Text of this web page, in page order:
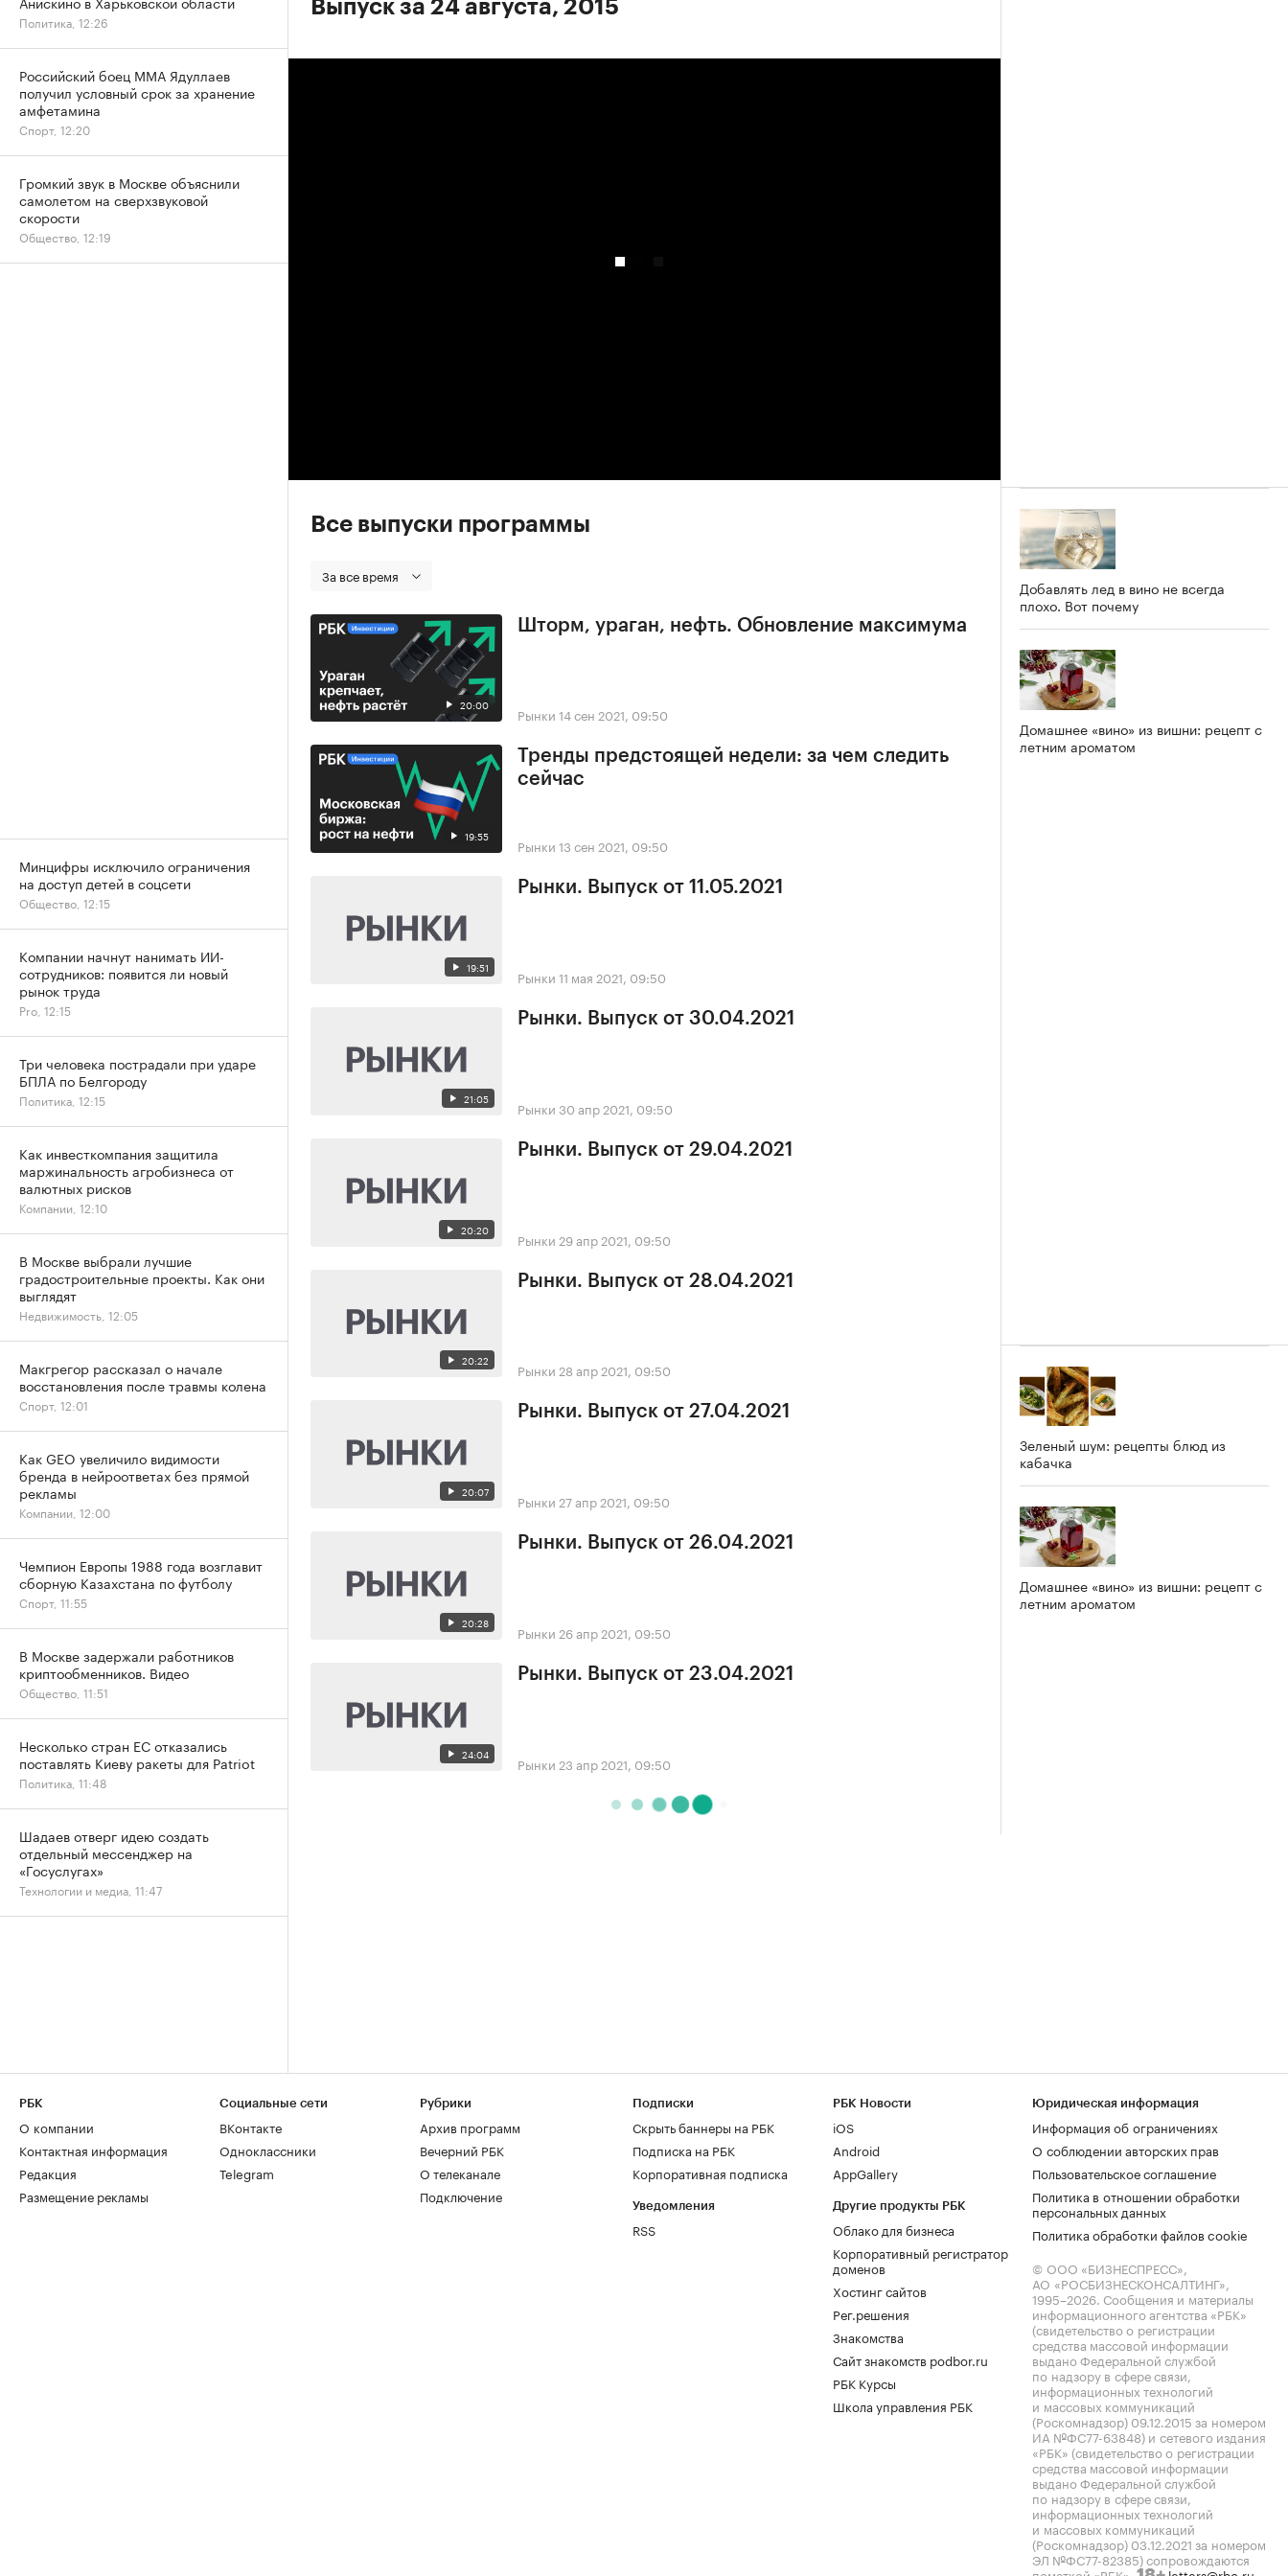
Выпуск за 24 августа, 2015
Все выпуски программы
За все время
20:00
Шторм, ураган, нефть. Обновление максимума
Рынки 14 сен 2021, 09:50
19:55
Тренды предстоящей недели: за чем следить
сейчас
Рынки 13 сен 2021, 09:50
19:51
Рынки. Выпуск от 11.05.2021
Рынки 11 мая 2021, 09:50
21:05
Рынки. Выпуск от 30.04.2021
Рынки 30 апр 2021, 09:50
20:20
Рынки. Выпуск от 29.04.2021
Рынки 29 апр 2021, 09:50
20:22
Рынки. Выпуск от 28.04.2021
Рынки 28 апр 2021, 09:50
20:07
Рынки. Выпуск от 27.04.2021
Рынки 27 апр 2021, 09:50
20:28
Рынки. Выпуск от 26.04.2021
Рынки 26 апр 2021, 09:50
24:04
Рынки. Выпуск от 23.04.2021
Рынки 23 апр 2021, 09:50
Добавлять лед в вино не всегда
плохо. Вот почему
Домашнее «вино» из вишни: рецепт с
летним ароматом
Зеленый шум: рецепты блюд из
кабачка
Домашнее «вино» из вишни: рецепт с
летним ароматом
Политика, 12:26
Российский боец ММА Ядуллаев
получил условный срок за хранение
амфетамина
Спорт, 12:20
Громкий звук в Москве объяснили
самолетом на сверхзвуковой
скорости
Общество, 12:19
Минцифры исключило ограничения
на доступ детей в соцсети
Общество, 12:15
Компании начнут нанимать ИИ-
сотрудников: появится ли новый
рынок труда
Pro, 12:15
Три человека пострадали при ударе
БПЛА по Белгороду
Политика, 12:15
Как инвесткомпания защитила
маржинальность агробизнеса от
валютных рисков
Компании, 12:10
В Москве выбрали лучшие
градостроительные проекты. Как они
выглядят
Недвижимость, 12:05
Макгрегор рассказал о начале
восстановления после травмы колена
Спорт, 12:01
Как GEO увеличило видимости
бренда в нейроответах без прямой
рекламы
Компании, 12:00
Чемпион Европы 1988 года возглавит
сборную Казахстана по футболу
Спорт, 11:55
В Москве задержали работников
криптообменников. Видео
Общество, 11:51
Несколько стран ЕС отказались
поставлять Киеву ракеты для Patriot
Политика, 11:48
Шадаев отверг идею создать
отдельный мессенджер на
«Госуслугах»
Технологии и медиа, 11:47
РБК
О компании
Контактная информация
Редакция
Размещение рекламы
Социальные сети
ВКонтакте
Одноклассники
Telegram
Рубрики
Архив программ
Вечерний РБК
О телеканале
Подключение
Подписки
Скрыть баннеры на РБК
Подписка на РБК
Корпоративная подписка
Уведомления
RSS
РБК Новости
iOS
Android
AppGallery
Другие продукты РБК
Облако для бизнеса
Корпоративный регистратор
доменов
Хостинг сайтов
Рег.решения
Знакомства
Сайт знакомств podbor.ru
РБК Курсы
Школа управления РБК
Юридическая информация
Информация об ограничениях
О соблюдении авторских прав
Пользовательское соглашение
Политика в отношении обработки
персональных данных
Политика обработки файлов cookie
© ООО «БИЗНЕСПРЕСС»,
АО «РОСБИЗНЕСКОНСАЛТИНГ»,
1995–2026. Сообщения и материалы
информационного агентства «РБК»
(свидетельство о регистрации
средства массовой информации
выдано Федеральной службой
по надзору в сфере связи,
информационных технологий
и массовых коммуникаций
(Роскомнадзор) 09.12.2015 за номером
ИА №ФС77-63848) и сетевого издания
«РБК» (свидетельство о регистрации
средства массовой информации
выдано Федеральной службой
по надзору в сфере связи,
информационных технологий
и массовых коммуникаций
(Роскомнадзор) 03.12.2021 за номером
ЭЛ №ФС77-82385) сопровождаются